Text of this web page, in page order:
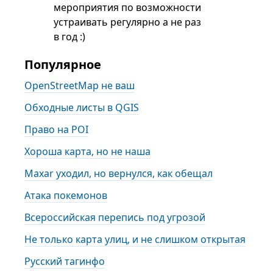
мероприятия по возможности
устраивать регулярно а не раз
в год :)
Популярное
OpenStreetMap не ваш
Обходные листы в QGIS
Право на POI
Хороша карта, но не наша
Maxar уходил, но вернулся, как обещал
Атака покемонов
Всероссийская перепись под угрозой
Не только карта улиц, и не слишком открытая
Русский тагинфо